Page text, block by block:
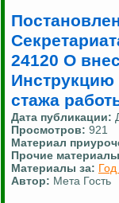
24120 О
Инструкцию
стажа
Дата публикации:
Просмотров: 921
Материал
Прочие
Материалы за:
Автор: Мета Гость